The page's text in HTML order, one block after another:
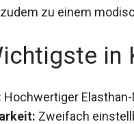
ihn zudem zu einem
in
Hochwertiger
Zweifach